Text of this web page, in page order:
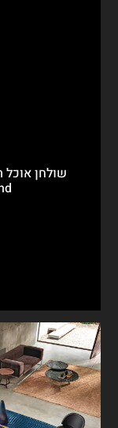
שולחן אוכל